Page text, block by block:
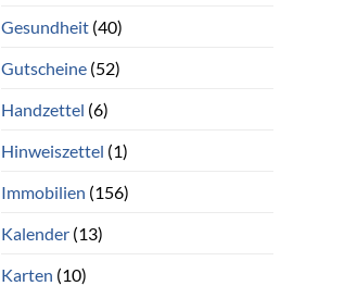
Gesundheit(40)
Gutscheine(52)
Handzettel (6)
Hinweiszettel (1)
Immobilien (156)
Kalender(13)
Karten (10)